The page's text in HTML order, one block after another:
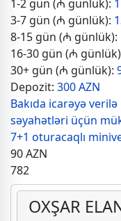
1-2 gün (₼ günlük):
3-7 gün (₼ günlük):
8-15 gün (₼ günlük):
16-30 gün (₼
30+ gün (₼ günlük):
Depozit: 300 AZN
Bakıda icarəyə
səyahətləri üçün
7+1 oturacaqlı
90AZN
782
OXŞAR